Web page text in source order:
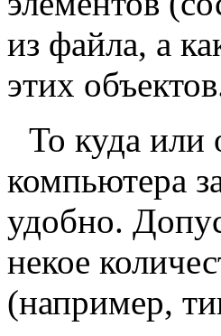
из файла, а
этих
То куда или
компьютера
удобно.
некое
(например,